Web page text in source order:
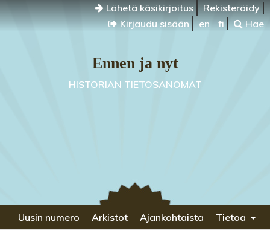
Lähetä käsikirjoitus
Rekisteröidy
Kirjaudu sisään
en fi Hae
Ennen ja nyt
HISTORIAN TIETOSANOMAT
Uusin numero Arkistot Ajankohtaista Tietoa